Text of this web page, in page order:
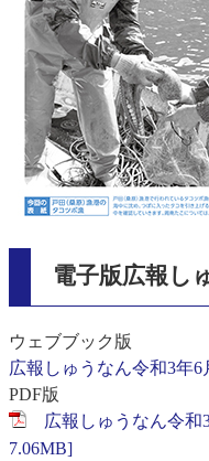
電子版広報し
ウェブブック版
広報しゅうなん令和3年6
PDF版
広報しゅうなん令和
7.06MB]